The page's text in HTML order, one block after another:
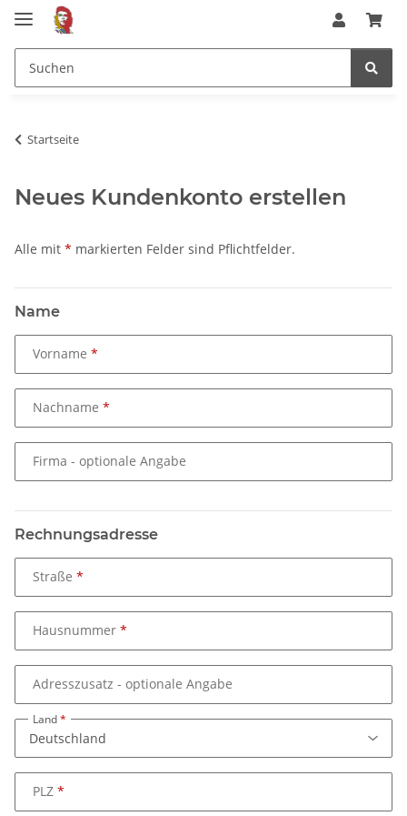
Startseite
Neues Kundenkonto erstellen
Alle mit * markierten Felder sind Pflichtfelder.
Name
Vorname
Nachname
Firma - optionale Angabe
Rechnungsadresse
Straße
Hausnummer
Adresszusatz - optionale Angabe
Land
PLZ